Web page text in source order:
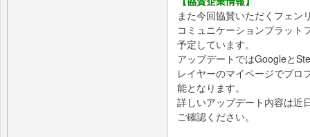
また今回協賛いただくフェ
コミュニケーションプラット
予定しています。
アップデートではGoogleと
レイヤーのマイページでプロ
能となります。
詳しいアップデート内容は近
ご確認ください。